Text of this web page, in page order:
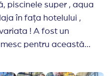
piscinele super , aqua
în fața hotelului ,
A fost un
pentru această